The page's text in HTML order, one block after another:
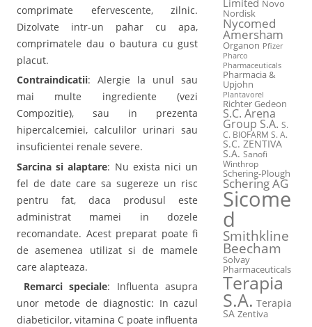
comprimate efervescente, zilnic.
Dizolvate intr-un pahar cu apa,
comprimatele dau o bautura cu gust
placut.
Contraindicatii: Alergie la unul sau
mai multe ingrediente (vezi
Compozitie), sau in prezenta
hipercalcemiei, calculilor urinari sau
insuficientei renale severe.
Sarcina si alaptare: Nu exista nici un
fel de date care sa sugereze un risc
pentru fat, daca produsul este
administrat mamei in dozele
recomandate. Acest preparat poate fi
de asemenea utilizat si de mamele
care alapteaza.
Remarci speciale: Influenta asupra
unor metode de diagnostic: In cazul
diabeticilor, vitamina C poate influenta
Limited Novo
Nordisk
Nycomed
Amersham
Organon Pfizer
Pharco
Pharmaceuticals
Pharmacia &
Upjohn
Plantavorel
Richter Gedeon
S.C. Arena
Group S.A. S.
C. BIOFARM S. A.
S.C. ZENTIVA
S.A. Sanofi
Winthrop
Schering-Plough
Schering AG
Sicome
d
Smithkline
Beecham
Solvay
Pharmaceuticals
Terapia
S.A. Terapia
SA Zentiva